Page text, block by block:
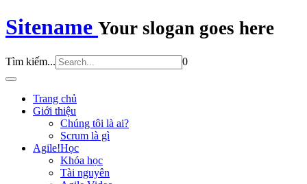
Sitename Your slogan goes here
Tìm kiếm... 0
Trang chủ
Giới thiệu
Chúng tôi là ai?
Scrum là gì
Agile!Học
Khóa học
Tài nguyên